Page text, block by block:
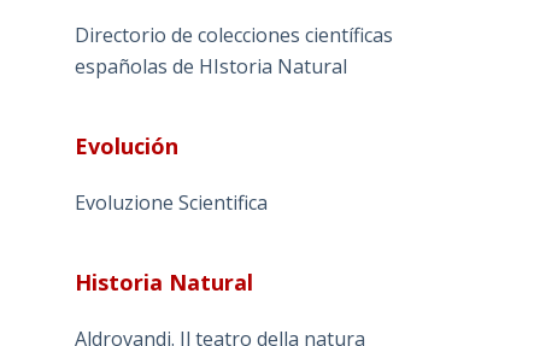
Directorio de colecciones científicas
españolas de HIstoria Natural
Evolución
Evoluzione Scientifica
Historia Natural
Aldrovandi. Il teatro della natura